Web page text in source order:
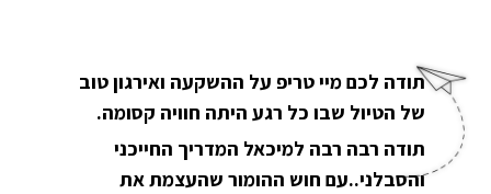
תודה לכם מיי טריפ על ההשקעה ואירגון טוב
של הטיול שבו כל רגע היתה חוויה קסומה.
תודה רבה רבה למיכאל המדריך החייכני
והסבלני..עם חוש ההומור שהעצמת את